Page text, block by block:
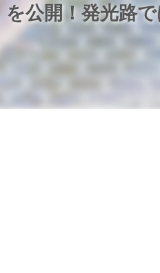
公開！発光路